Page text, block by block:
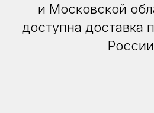
и Московской
доступна доставка